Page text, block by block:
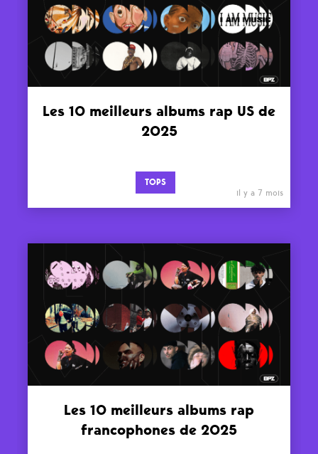
Les 10 meilleurs albums rap US de
2025
TOPS
il y a 7 mois
Les 10 meilleurs albums rap
francophones de 2025